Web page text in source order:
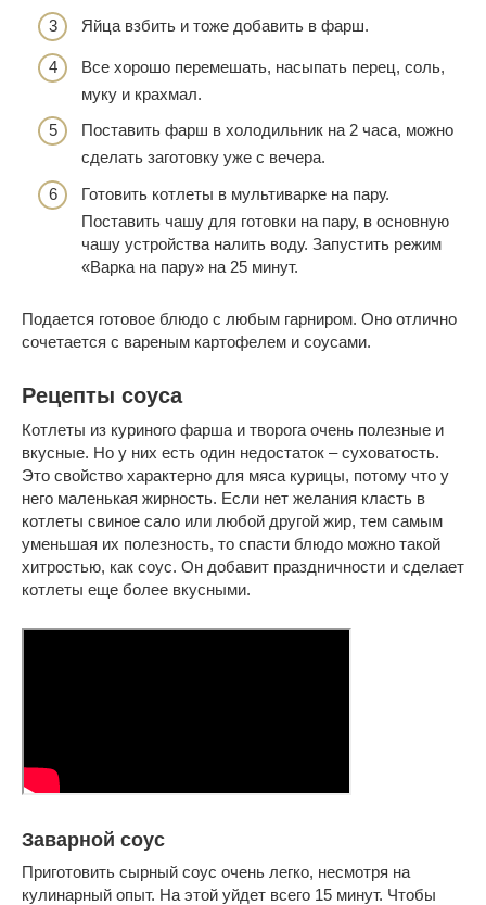
Яйца взбить и тоже добавить в фарш.
Все хорошо перемешать, насыпать перец, соль,
муку и крахмал.
Поставить фарш в холодильник на 2 часа, можно
сделать заготовку уже с вечера.
Готовить котлеты в мультиварке на пару.
Поставить чашу для готовки на пару, в основную
чашу устройства налить воду. Запустить режим
«Варка на пару» на 25 минут.
Подается готовое блюдо с любым гарниром. Оно отлично
сочетается с вареным картофелем и соусами.
Рецепты соуса
Котлеты из куриного фарша и творога очень полезные и
вкусные. Но у них есть один недостаток – суховатость.
Это свойство характерно для мяса курицы, потому что у
него маленькая жирность. Если нет желания класть в
котлеты свиное сало или любой другой жир, тем самым
уменьшая их полезность, то спасти блюдо можно такой
хитростью, как соус. Он добавит праздничности и сделает
котлеты еще более вкусными.
Заварной соус
Приготовить сырный соус очень легко, несмотря на
кулинарный опыт. На этой уйдет всего 15 минут. Чтобы